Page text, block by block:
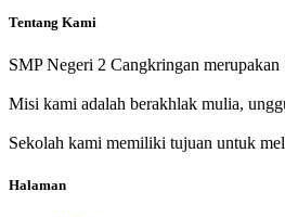
Tentang Kami
SMP Negeri 2 Cangkringan
Misi kami adalah berakhlak mulia,
Sekolah kami memiliki tujuan untuk
Halaman